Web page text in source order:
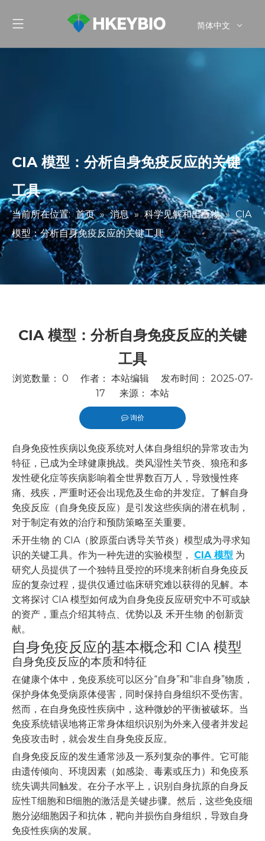
简体中文
CIA 模型：分析自身免疫反应的关键
工具
当前所在位置: 首页 » 消息 » 科学见解和出版物 » CIA
模型：分析自身免疫反应的关键工具
CIA 模型：分析自身免疫反应的关键
工具
浏览数量： 0 作者： 本站编辑 发布时间： 2025-07-
17 来源： 本站
询价
自身免疫性疾病以免疫系统对人体自身组织的异常攻击为
特征，已成为全球健康挑战。类风湿性关节炎、狼疮和多
发性硬化症等疾病影响着全世界数百万人，导致慢性疼
痛、残疾，严重时还会出现危及生命的并发症。了解自身
免疫反应（自身免疫反应）是引发这些疾病的潜在机制，
对于制定有效的治疗和预防策略至关重要。
禾开生物 的 CIA（胶原蛋白诱导关节炎）模型成为寻求知
识的关键工具。作为一种先进的实验模型， CIA 模型 为
研究人员提供了一个独特且受控的环境来剖析自身免疫反
应的复杂过程，提供仅通过临床研究难以获得的见解。本
文将探讨 CIA 模型如何成为自身免疫反应研究中不可或缺
的资产，重点介绍其特点、优势以及 禾开生物 的创新贡
献。
自身免疫反应的基本概念和 CIA 模型
自身免疫反应的本质和特征
在健康个体中，免疫系统可以区分“自身”和“非自身”物质，
保护身体免受病原体侵害，同时保持自身组织不受伤害。
然而，在自身免疫性疾病中，这种微妙的平衡被破坏。当
免疫系统错误地将正常身体组织识别为外来入侵者并发起
免疫攻击时，就会发生自身免疫反应。
自身免疫反应的发生通常涉及一系列复杂的事件。它可能
由遗传倾向、环境因素（如感染、毒素或压力）和免疫系
统失调共同触发。在分子水平上，识别自身抗原的自身反
应性T细胞和B细胞的激活是关键步骤。然后，这些免疫细
胞分泌细胞因子和抗体，靶向并损伤自身组织，导致自身
免疫性疾病的发展。